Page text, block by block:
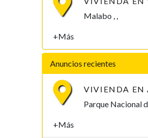
Malabo , ,
+Más
Anuncios recientes
+Más